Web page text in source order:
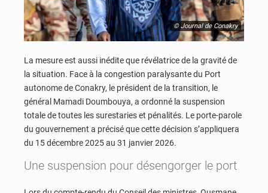
© Journal de Conakry
La mesure est aussi inédite que révélatrice de la gravité de
la situation. Face à la congestion paralysante du Port
autonome de Conakry, le président de la transition, le
général Mamadi Doumbouya, a ordonné la suspension
totale de toutes les surestaries et pénalités. Le porte-parole
du gouvernement a précisé que cette décision s’appliquera
du 15 décembre 2025 au 31 janvier 2026.
Une suspension pour désengorger le port